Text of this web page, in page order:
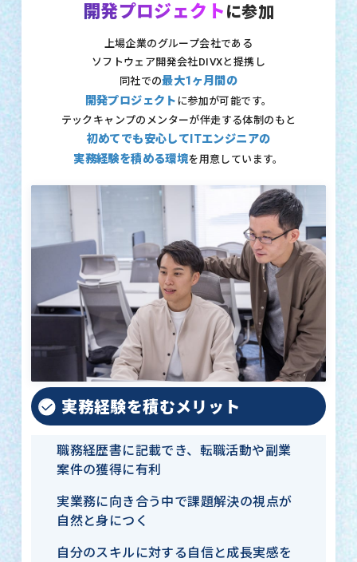
開発プロジェクト に参加
上場企業のグループ会社である
ソフトウェア開発会社DIVXと提携し
同社での最大1ヶ月間の
開発プロジェクト に参加が可能です。
テックキャンプのメンターが伴走する体制のもと
初めてでも安心してITエンジニアの
実務経験を積める環境を用意しています。
実務経験を積むメリット
職務経歴書に記載でき、転職活動や副業
案件の獲得に有利
実業務に向き合う中で課題解決の視点が
自然と身につく
自分のスキルに対する自信と成長実感を